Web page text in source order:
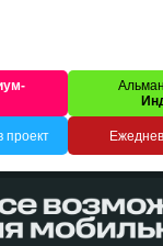
проект